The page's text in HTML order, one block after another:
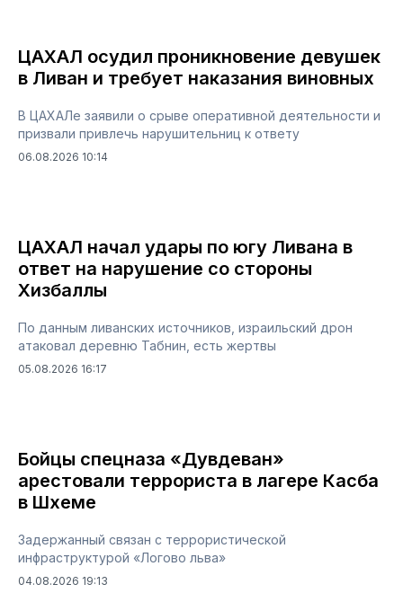
ЦАХАЛ осудил проникновение девушек
в Ливан и требует наказания виновных
В ЦАХАЛе заявили о срыве оперативной деятельности и
призвали привлечь нарушительниц к ответу
06.08.2026 10:14
ЦАХАЛ начал удары по югу Ливана в
ответ на нарушение со стороны
Хизбаллы
По данным ливанских источников, израильский дрон
атаковал деревню Табнин, есть жертвы
05.08.2026 16:17
Бойцы спецназа «Дувдеван»
арестовали террориста в лагере Касба
в Шхеме
Задержанный связан с террористической
инфраструктурой «Логово льва»
04.08.2026 19:13